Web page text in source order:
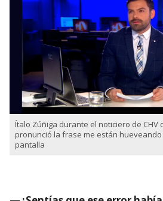
Ítalo Zúñiga durante el noticiero de CHV
pronunció la frase me están
pantalla
—¿Sentías que ese error
carrera?
gente conocía de mí. Habría